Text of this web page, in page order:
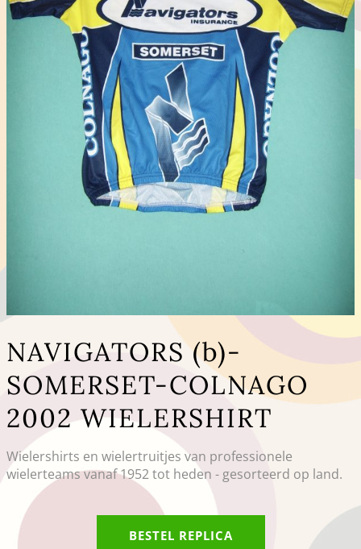
NAVIGATORS (b)-
SOMERSET-COLNAGO
2002 WIELERSHIRT
Wielershirts en wielertruitjes van professionele
wielerteams vanaf 1952 tot heden - gesorteerd op land.
BESTEL REPLICA